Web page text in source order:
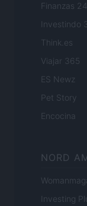
Finanzas 24
Investindo
Think.es
Viajar 365
ES Newz
Pet Story
Encocina
NORD
Investing